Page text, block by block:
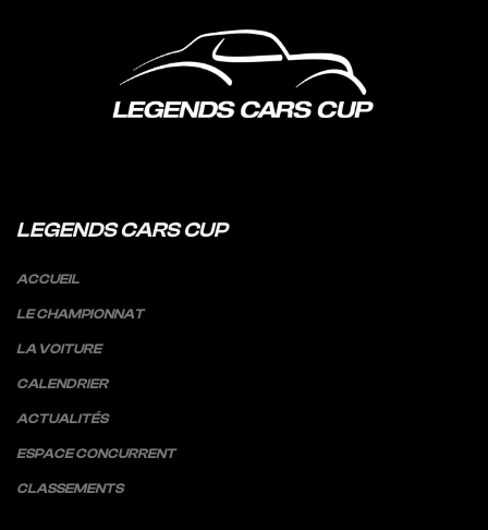
LEGENDS CARS CUP
ACCUEIL
LE CHAMPIONNAT
LA VOITURE
CALENDRIER
ACTUALITÉS
ESPACE CONCURRENT
CLASSEMENTS